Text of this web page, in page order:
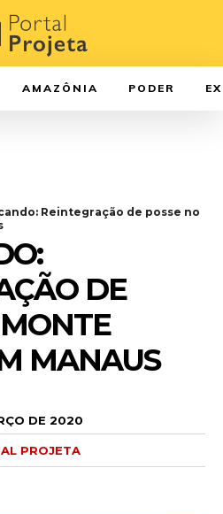
AMAZÔNIA PODER
Reintegração de posse no
DE
MANAUS
DE 2020
PROJETA